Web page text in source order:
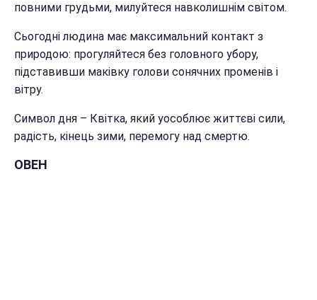
повними грудьми, милуйтеся навколишнім світом.
Сьогодні людина має максимальний контакт з
природою: прогуляйтеся без головного убору,
підставивши маківку голови сонячних променів і
вітру.
Символ дня – Квітка, який уособлює життєві сили,
радість, кінець зими, перемогу над смертю.
ОВЕН